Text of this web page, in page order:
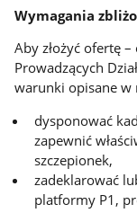
Wymagania
Aby złożyć ofertę
Prowadzących
warunki opisane w
dysponować
zapewnić
szczepionek,
zadeklarować
platformy P1,